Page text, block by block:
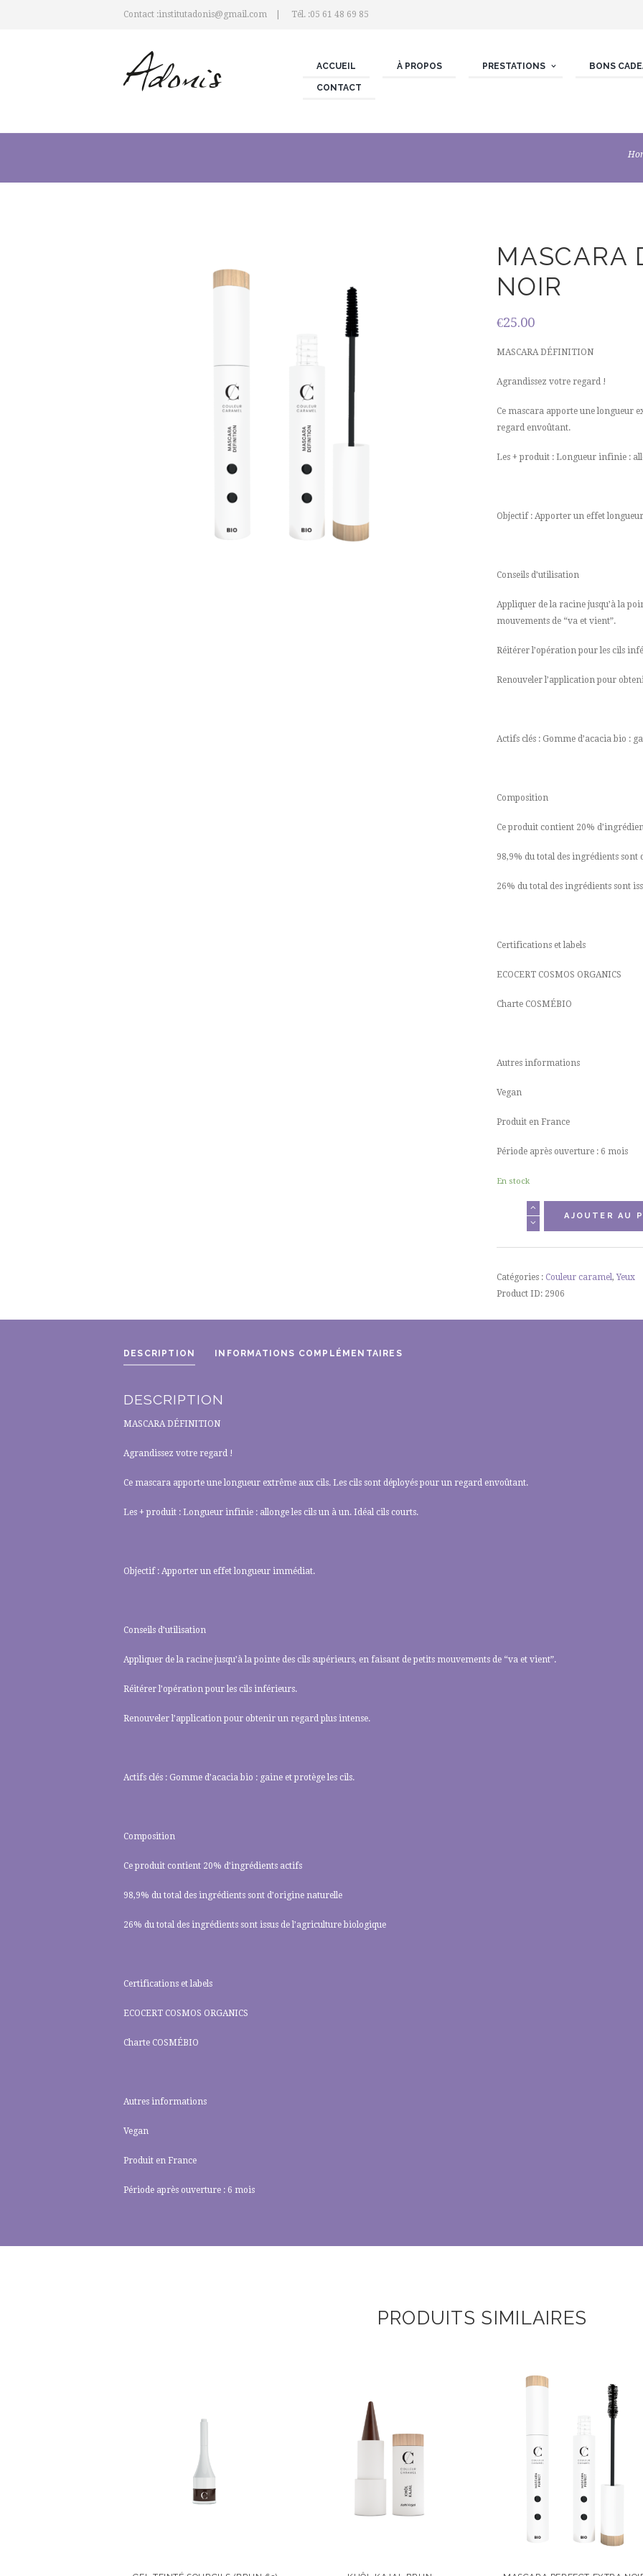
Contact :institutadonis@gmail.com Tél. :05 61 48 69 85
ACCUEIL À PROPOS PRESTATIONS BONS
CONTACT
MASCARA
NOIR
€25.00
MASCARA DÉFINITION
Agrandissez votre regard !
Ce mascara apporte une longueur
regard envoûtant.
Les + produit : Longueur infinie :
Objectif : Apporter un effet
Conseils d’utilisation
Appliquer de la racine jusqu’à la
mouvements de “va et vient”.
Réitérer l’opération pour les cils
Renouveler l’application pour
Actifs clés : Gomme d’acacia bio :
Composition
Ce produit contient 20%
98,9% du total des ingrédients sont
26% du total des ingrédients sont
Certifications et labels
ECOCERT COSMOS ORGANICS
Charte COSMÉBIO
Autres informations
Vegan
Produit en France
Période après ouverture : 6 mois
En stock
Noir
AJOUTER AU
Catégories : Couleur caramel,Yeux
Product ID: 2906
DESCRIPTION INFORMATIONS COMPLÉMENTAIRES
DESCRIPTION
MASCARA DÉFINITION
Agrandissez votre regard !
Ce mascara apporte une longueur extrême aux cils. Les cils sont déployés pour un regard envoûtant.
Les + produit : Longueur infinie : allonge les cils un à un. Idéal cils courts.
Objectif : Apporter un effet longueur immédiat.
Conseils d’utilisation
Appliquer de la racine jusqu’à la pointe des cils supérieurs, en faisant de petits mouvements de “va et vient”.
Réitérer l’opération pour les cils inférieurs.
Renouveler l’application pour obtenir un regard plus intense.
Actifs clés : Gomme d’acacia bio : gaine et protège les cils.
Composition
Ce produit contient 20% d’ingrédients actifs
98,9% du total des ingrédients sont d’origine naturelle
26% du total des ingrédients sont issus de l’agriculture biologique
Certifications et labels
ECOCERT COSMOS ORGANICS
Charte COSMÉBIO
Autres informations
Vegan
Produit en France
Période après ouverture : 6 mois
PRODUITS SIMILAIRES